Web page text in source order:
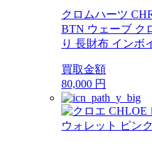
クロムハーツ
BTN ウェーブ ク
り 長財布 インボ
買取金額
80,000 円